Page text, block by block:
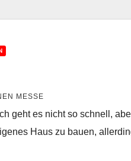
MESSE
geht es nicht so schnell,
Haus zu bauen,